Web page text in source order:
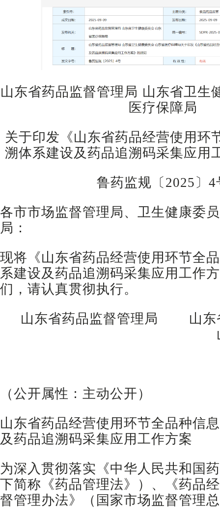
山东省药品监督管理局 山东省卫生
医疗保障局
关于印发《山东省药品经营使用环
溯体系建设及药品追溯码采集应用
鲁药监规〔2025〕4
各市市场监督管理局、卫生健康委
局：
现将《山东省药品经营使用环节全
系建设及药品追溯码采集应用工作
们，请认真贯彻执行。
山东省药品监督管理局 山东
（公开属性：主动公开）
山东省药品经营使用环节全品种信
及药品追溯码采集应用工作方案
为深入贯彻落实《中华人民共和国
下简称《药品管理法》）、《药品
督管理办法》（国家市场监督管理